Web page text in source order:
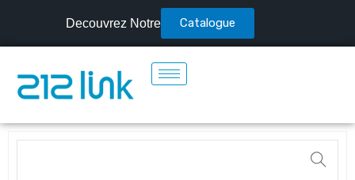
Decouvrez Notre Catalogue